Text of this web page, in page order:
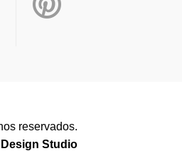
reservados.
Design Studio